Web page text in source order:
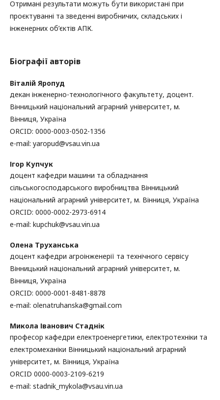
Отримані результати можуть бути використані при
проєктуванні та зведенні виробничих, складських і
інженерних об’єктів АПК.
Біографії авторів
Віталій Яропуд
декан інженерно-технологічного факультету, доцент.
Вінницький національний аграрний університет, м.
Вінниця, Україна
ORCID: 0000-0003-0502-1356
e-mail: yaropud@vsau.vin.ua
Ігор Купчук
доцент кафедри машини та обладнання
сільськогосподарського виробництва Вінницький
національний аграрний університет, м. Вінниця, Україна
ORCID: 0000-0002-2973-6914
e-mail: kupchuk@vsau.vin.ua
Олена Труханська
доцент кафедри агроінженерії та технічного сервісу
Вінницький національний аграрний університет, м.
Вінниця, Україна
ORCID: 0000-0001-8481-8878
e-mail: olenatruhanska@gmail.com
Микола Іванович Стаднік
професор кафедри електроенергетики, електротехніки та
електромеханіки Вінницький національний аграрний
університет, м. Вінниця, Україна
ORCID 0000-0003-2109-6219
e-mail: stadnik_mykola@vsau.vin.ua